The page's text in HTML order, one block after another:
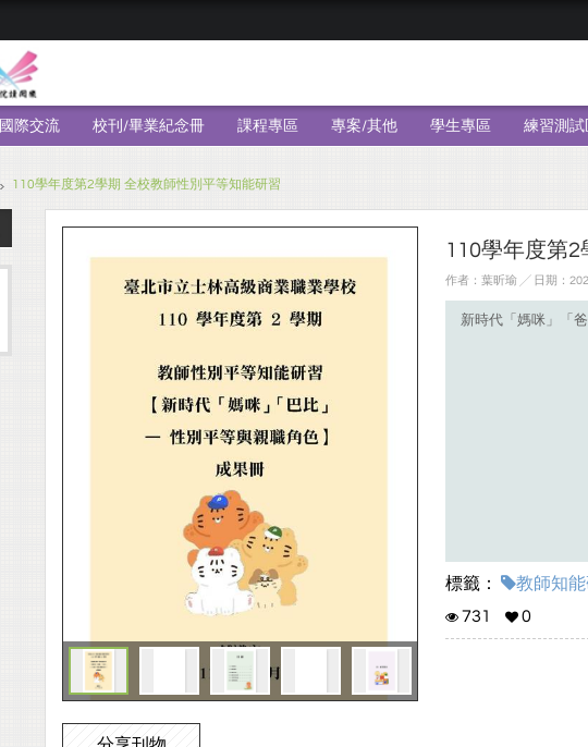
國際交流 校刊/畢業紀念冊 課程專區 專案/其他 學生專區 練習測試
110學年度第2學期 全校教師性別平等知能研習
110學年度第
作者：葉昕瑜 ╱ 日期：
新時代「媽咪」「
標籤：
教師知能
731
0